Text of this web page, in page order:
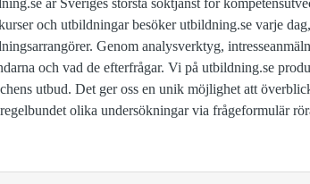
är Sveriges största söktjänst för
och utbildningar besöker utbildning.se varje
Genom analysverktyg,
och vad de efterfrågar. Vi på utbildning.se
utbud. Det ger oss en unik möjlighet att
olika undersökningar via frågeformulär